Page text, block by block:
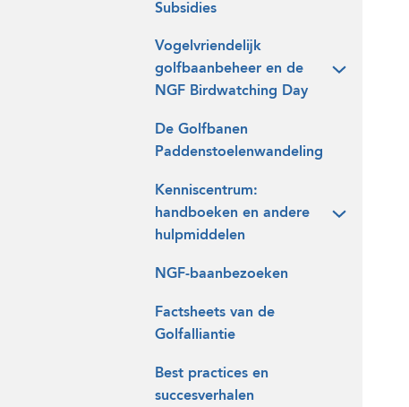
Subsidies
Vogelvriendelijk
golfbaanbeheer en de
NGF Birdwatching Day
De Golfbanen
Paddenstoelenwandeling
Kenniscentrum:
handboeken en andere
hulpmiddelen
NGF-baanbezoeken
Factsheets van de
Golfalliantie
Best practices en
succesverhalen